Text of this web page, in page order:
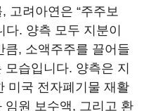
, 고려아연은 “주주보
다. 양측 모두 지분이
큼, 소액주주를 끌어들
모습입니다. 양측은 지
미국 전자폐기물 재활
임원 보수액, 그리고 환